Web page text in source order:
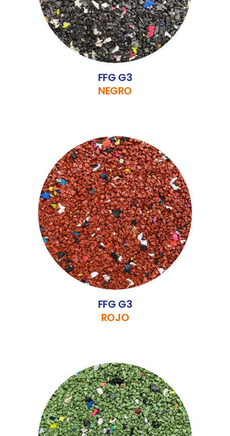
FFG G3
NEGRO
FFG G3
ROJO